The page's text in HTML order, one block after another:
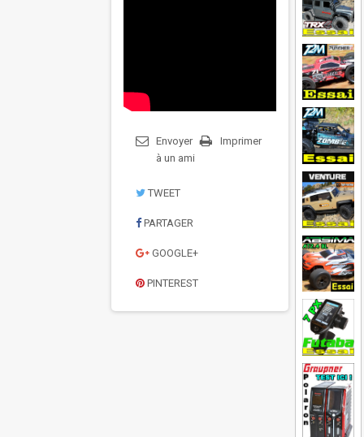
Envoyer
à un ami
Imprimer
TWEET
PARTAGER
GOOGLE+
PINTEREST